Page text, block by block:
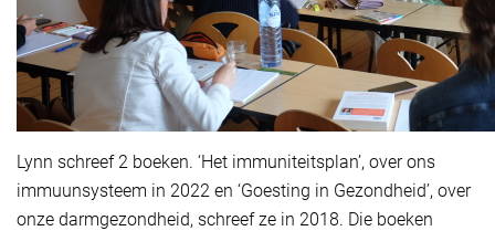
Lynn schreef 2 boeken. ‘Het immuniteitsplan’, over ons
immuunsysteem in 2022 en ‘Goesting in Gezondheid’, over
onze darmgezondheid, schreef ze in 2018. Die boeken